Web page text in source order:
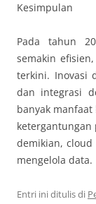
Kesimpulan
Pada tahun
semakin
terkini. Inovasi
dan integrasi
banyak
ketergantungan
demikian,
mengelola data.
Entri ini ditulis di